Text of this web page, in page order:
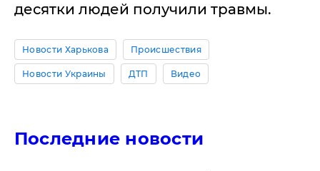
десятки людей получили травмы.
Новости Харькова Происшествия
Новости Украины ДТП Видео
Последние новости